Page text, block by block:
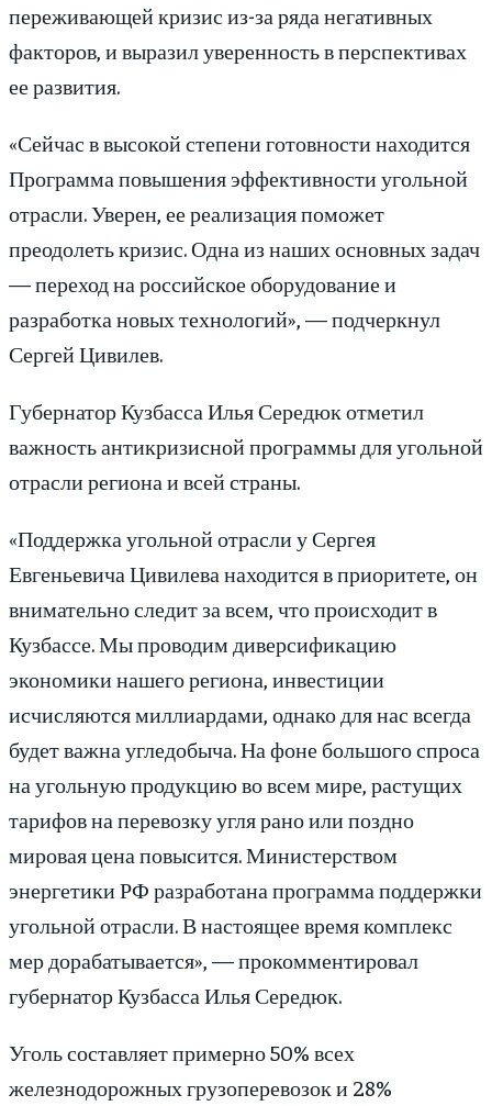
переживающей кризис из-за ряда негативных
факторов, и выразил уверенность в перспективах
ее развития.
«Сейчас в высокой степени готовности находится
Программа повышения эффективности угольной
отрасли. Уверен, ее реализация поможет
преодолеть кризис. Одна из наших основных задач
— переход на российское оборудование и
разработка новых технологий», — подчеркнул
Сергей Цивилев.
Губернатор Кузбасса Илья Середюк отметил
важность антикризисной программы для угольной
отрасли региона и всей страны.
«Поддержка угольной отрасли у Сергея
Евгеньевича Цивилева находится в приоритете, он
внимательно следит за всем, что происходит в
Кузбассе. Мы проводим диверсификацию
экономики нашего региона, инвестиции
исчисляются миллиардами, однако для нас всегда
будет важна угледобыча. На фоне большого спроса
на угольную продукцию во всем мире, растущих
тарифов на перевозку угля рано или поздно
мировая цена повысится. Министерством
энергетики РФ разработана программа поддержки
угольной отрасли. В настоящее время комплекс
мер дорабатывается», — прокомментировал
губернатор Кузбасса Илья Середюк.
Уголь составляет примерно 50% всех
железнодорожных грузоперевозок и 28%